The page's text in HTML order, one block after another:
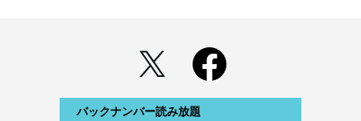
バックナンバー読み放題